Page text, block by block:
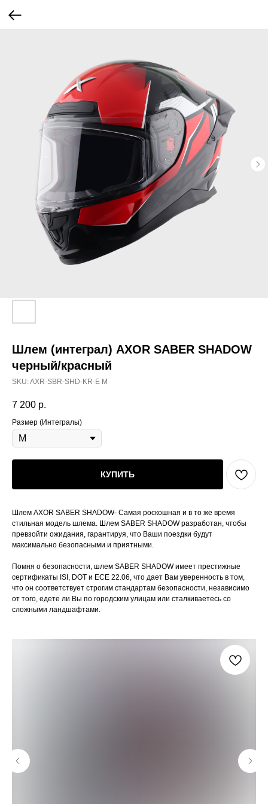
Шлем (интеграл) AXOR SABER SHADOW
черный/красный
SKU:AXR-SBR-SHD-KR-E M
7 200 р.
Размер (Интегралы)
КУПИТЬ
Шлем AXOR SABER SHADOW- Самая роскошная и в то же время
стильная модель шлема. Шлем SABER SHADOW разработан, чтобы
превзойти ожидания, гарантируя, что Ваши поездки будут
максимально безопасными и приятными.
Помня о безопасности, шлем SABER SHADOW имеет престижные
сертификаты ISI, DOT и ECE 22.06, что дает Вам уверенность в том,
что он соответствует строгим стандартам безопасности, независимо
от того, едете ли Вы по городским улицам или сталкиваетесь со
сложными ландшафтами.